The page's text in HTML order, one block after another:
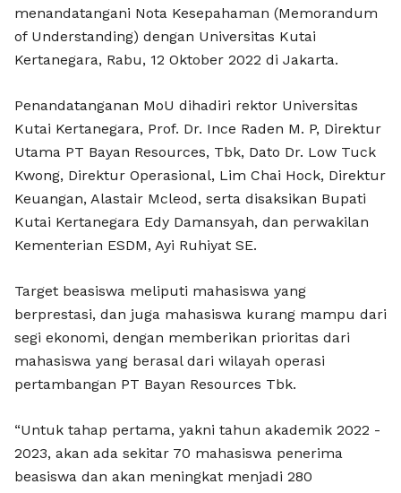
menandatangani Nota Kesepahaman (Memorandum
of Understanding) dengan Universitas Kutai
Kertanegara, Rabu, 12 Oktober 2022 di Jakarta.
Penandatanganan MoU dihadiri rektor Universitas
Kutai Kertanegara, Prof. Dr. Ince Raden M. P, Direktur
Utama PT Bayan Resources, Tbk, Dato Dr. Low Tuck
Kwong, Direktur Operasional, Lim Chai Hock, Direktur
Keuangan, Alastair Mcleod, serta disaksikan Bupati
Kutai Kertanegara Edy Damansyah, dan perwakilan
Kementerian ESDM, Ayi Ruhiyat SE.
Target beasiswa meliputi mahasiswa yang
berprestasi, dan juga mahasiswa kurang mampu dari
segi ekonomi, dengan memberikan prioritas dari
mahasiswa yang berasal dari wilayah operasi
pertambangan PT Bayan Resources Tbk.
“Untuk tahap pertama, yakni tahun akademik 2022 -
2023, akan ada sekitar 70 mahasiswa penerima
beasiswa dan akan meningkat menjadi 280